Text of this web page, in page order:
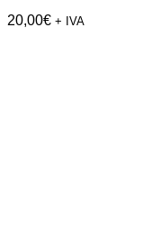
20,00€ + IVA